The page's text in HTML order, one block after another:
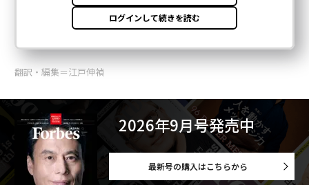
翻訳・編集＝江戸伸禎
2026年9月号発売中
最新号の購入はこちらから